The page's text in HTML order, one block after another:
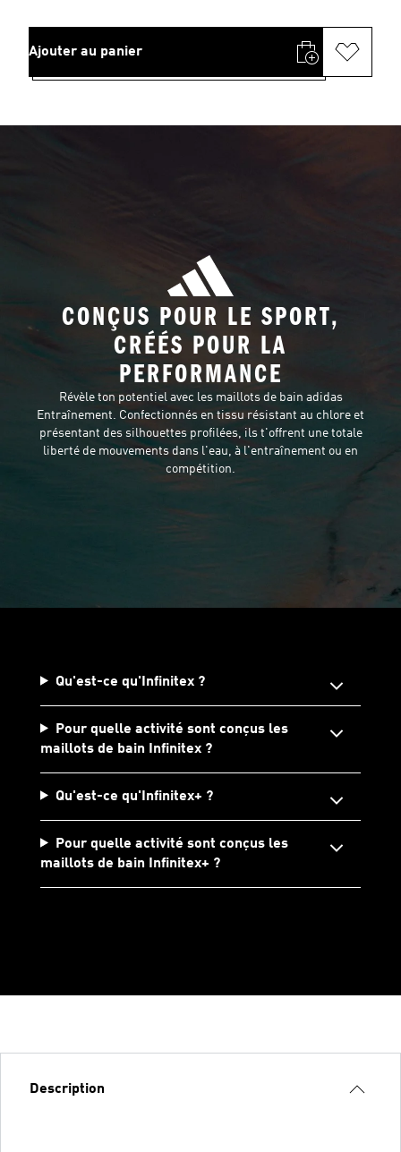
Ajouter au panier
CONÇUS POUR LE SPORT,
CRÉÉS POUR LA
PERFORMANCE
Révèle ton potentiel avec les maillots de bain adidas
Entraînement. Confectionnés en tissu résistant au chlore et
présentant des silhouettes profilées, ils t'offrent une totale
liberté de mouvements dans l'eau, à l'entraînement ou en
compétition.
Qu'est-ce qu'Infinitex ?
Pour quelle activité sont conçus les
maillots de bain Infinitex ?
Qu'est-ce qu'Infinitex+ ?
Pour quelle activité sont conçus les
maillots de bain Infinitex+ ?
Description